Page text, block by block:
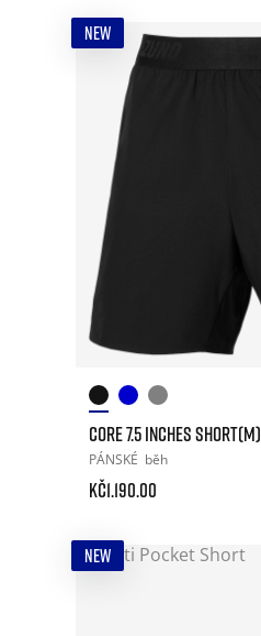
NEW
CORE 7.5 INCHES SHORT(M)
PÁNSKÉ běh
Kč1.190.00
NEW